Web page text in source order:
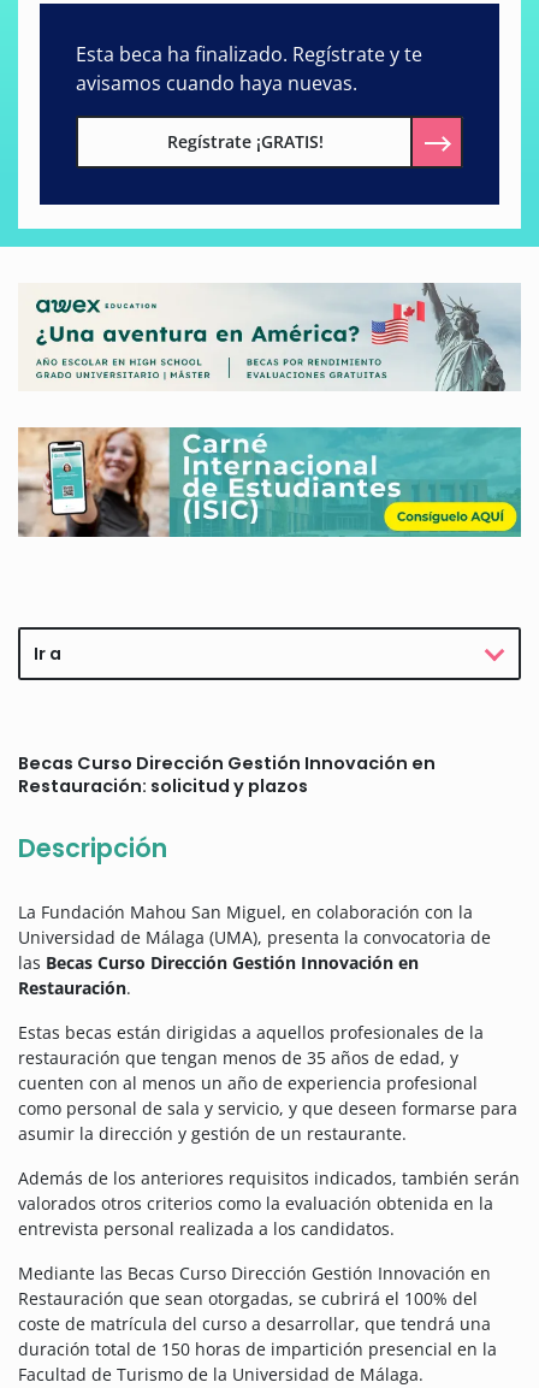
Esta beca ha finalizado. Regístrate y te
avisamos cuando haya nuevas.
Regístrate ¡GRATIS!
Ir a
Becas Curso Dirección Gestión Innovación en
Restauración: solicitud y plazos
Descripción
La Fundación Mahou San Miguel, en colaboración con la
Universidad de Málaga (UMA), presenta la convocatoria de
las Becas Curso Dirección Gestión Innovación en
Restauración.
Estas becas están dirigidas a aquellos profesionales de la
restauración que tengan menos de 35 años de edad, y
cuenten con al menos un año de experiencia profesional
como personal de sala y servicio, y que deseen formarse para
asumir la dirección y gestión de un restaurante.
Además de los anteriores requisitos indicados, también serán
valorados otros criterios como la evaluación obtenida en la
entrevista personal realizada a los candidatos.
Mediante las Becas Curso Dirección Gestión Innovación en
Restauración que sean otorgadas, se cubrirá el 100% del
coste de matrícula del curso a desarrollar, que tendrá una
duración total de 150 horas de impartición presencial en la
Facultad de Turismo de la Universidad de Málaga.